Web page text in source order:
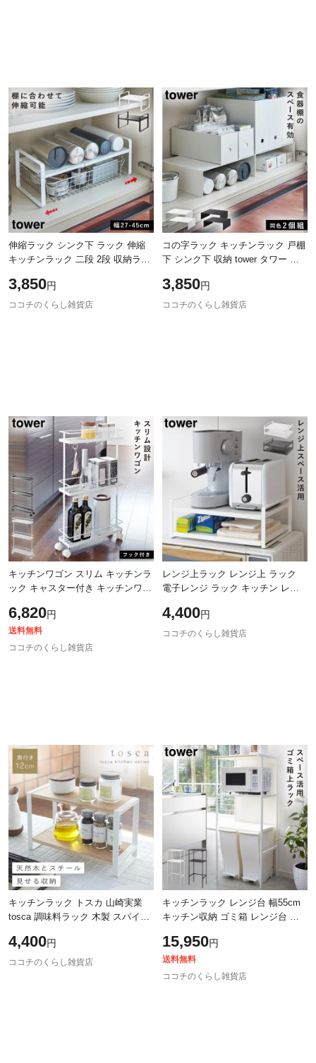
伸縮ラック シンク下 ラック 伸縮
キッチンラック 二段 2段 収納ラッ
ブラック ホワイト 白 黒 山崎実業
3,850円
ココチのくらし雑貨店
コの字ラック キッチンラック 戸棚
下 シンク下 収納 tower タワー 山
ッチン収納 キッチン 洗面台 シ
3,850円
ココチのくらし雑貨店
キッチンワゴン スリム キッチンラ
ック キャスター付き キッチンワゴ
山崎実業 yamazaki
6,820円
送料無料
ココチのくらし雑貨店
レンジ上ラック レンジ上 ラック
電子レンジ ラック キッチン レン
山崎実業 yamazaki
4,400円
ココチのくらし雑貨店
キッチンラック トスカ 山崎実業
tosca 調味料ラック 木製 スパイス
北欧 木目 ホワイト 7816
4,400円
ココチのくらし雑貨店
キッチンラック レンジ台 幅55cm
キッチン収納 ゴミ箱 レンジ台 レ
ゴミ箱上ラック タワー シンプル
お
15,950円
送料無料
ココチのくらし雑貨店